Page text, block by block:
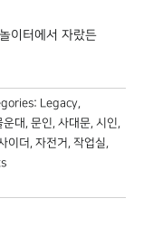
이터에서 자랐든
Legacy,
운대 , 문인, 사대문, 시인,
이더 , 자전거 , 작업실,